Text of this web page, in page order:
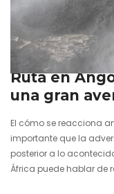
25 julio 2026
Ruta en
una gran
El cómo se reacciona
importante que la
posterior a lo
África puede hablar